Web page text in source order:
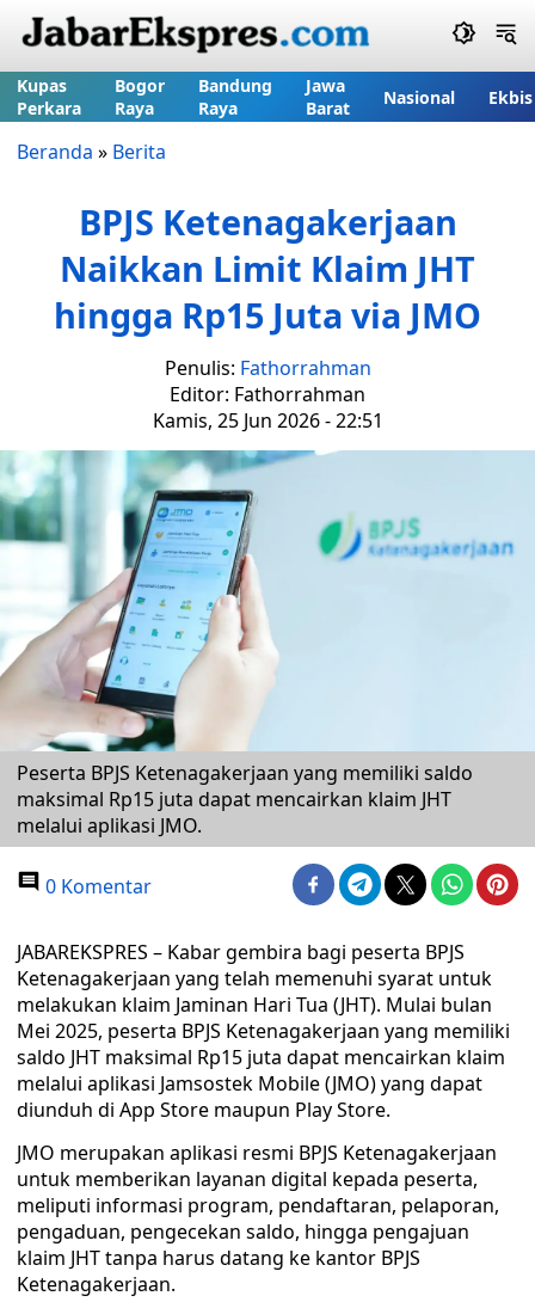
Kupas
Perkara
Bogor
Raya
Bandung
Raya
Jawa
Barat
Nasional Ekbis
Beranda » Berita
BPJS Ketenagakerjaan
Naikkan Limit Klaim JHT
hingga Rp15 Juta via JMO
Penulis: Fathorrahman
Editor: Fathorrahman
Kamis, 25 Jun 2026 - 22:51
Peserta BPJS Ketenagakerjaan yang memiliki saldo
maksimal Rp15 juta dapat mencairkan klaim JHT
melalui aplikasi JMO.
0 Komentar
JABAREKSPRES – Kabar gembira bagi peserta BPJS
Ketenagakerjaan yang telah memenuhi syarat untuk
melakukan klaim Jaminan Hari Tua (JHT). Mulai bulan
Mei 2025, peserta BPJS Ketenagakerjaan yang memiliki
saldo JHT maksimal Rp15 juta dapat mencairkan klaim
melalui aplikasi Jamsostek Mobile (JMO) yang dapat
diunduh di App Store maupun Play Store.
JMO merupakan aplikasi resmi BPJS Ketenagakerjaan
untuk memberikan layanan digital kepada peserta,
meliputi informasi program, pendaftaran, pelaporan,
pengaduan, pengecekan saldo, hingga pengajuan
klaim JHT tanpa harus datang ke kantor BPJS
Ketenagakerjaan.